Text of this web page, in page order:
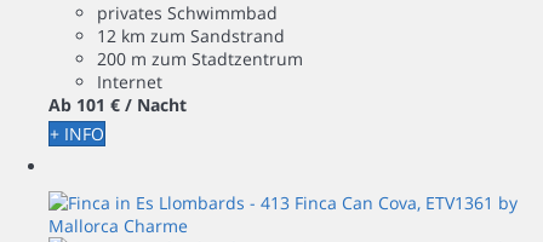
privates Schwimmbad
12 km zum Sandstrand
200 m zum Stadtzentrum
Internet
Ab 101 € / Nacht
+ INFO